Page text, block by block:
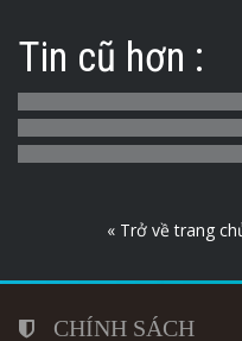
Tin cũ hơn :
« Trở về trang
CHÍNH SÁCH